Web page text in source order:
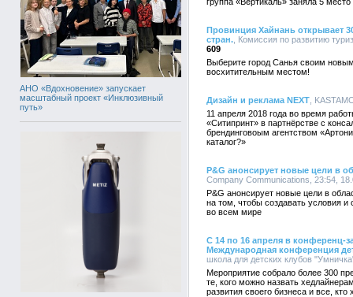
АНО «Вдохновение» запускает
масштабный проект «Инклюзивный
путь»
Провинция Хайнань открывает
стран. , Комиссия по развитию
609
Выберите город Санья своим
восхитительным местом!
Дизайн и реклама NEXT ,
11 апреля 2018 года во время
«Ситипринт» в партнёрстве с
брендинговоым агентством
каталог?»
P&G анонсирует новые цели в
Company Communications, 23:54,
P&G анонсирует новые цели в
на том, чтобы создавать условия
во всем мире
С 14 по 16 апреля в конференц-
Международная конференция
школа для детских клубов
Мероприятие собрало более 300
те, кого можно назвать
развития своего бизнеса и все,